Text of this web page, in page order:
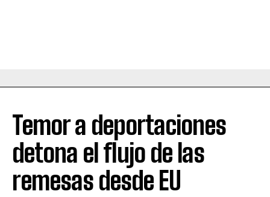
Temor a deportaciones
detona el flujo de las
remesas desde EU